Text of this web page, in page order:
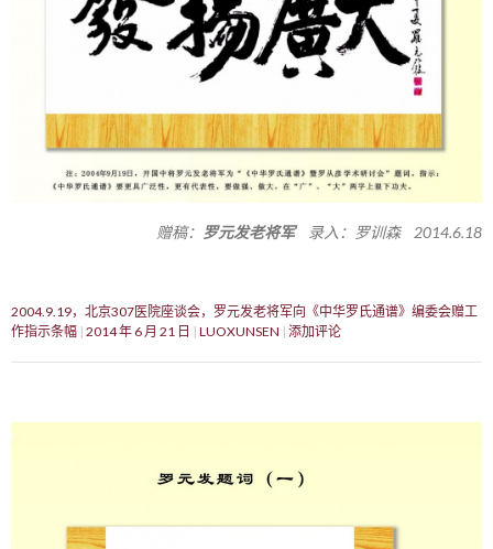
赠稿： 罗元发老将军录入：罗训森 2014.6.18
2004.9.19，北京307医院座谈会，罗元发老将军向《中华罗氏通谱》编委会赠工
作指示条幅 2014 年 6 月 21 日 LUOXUNSEN 添加评论